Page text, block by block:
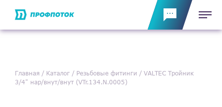
Главная Каталог Резьбовые фитинги
VALTEC Тройник
3/4" нар/внут/внут (VTr.134.N.0005)